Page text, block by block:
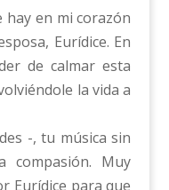
en mi corazón
Eurídice. En
de calmar esta
la vida a
-, tu música sin
compasión. Muy
Eurídice para que